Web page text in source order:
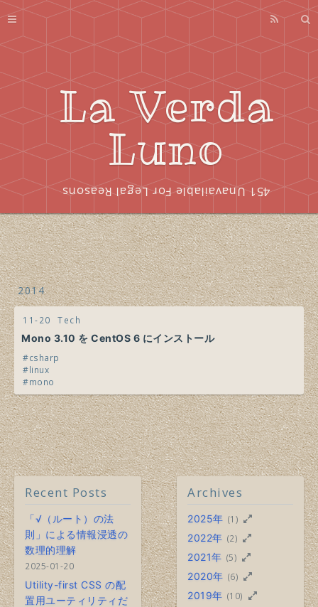
La Verda
Luno
451 Unavailable For Legal Reasons
2014
11-20 Tech
Mono 3.10 を CentOS 6 にインストール
csharp
linux
mono
Recent Posts
「√（ルート）の法
則」による情報浸透の
数理的理解
2025-01-20
Utility-first CSS の配
置用ユーティリティだ
Archives
2025年 (1)
2022年 (2)
2021年 (5)
2020年 (6)
2019年 (10)
Profile
About
Series
Index